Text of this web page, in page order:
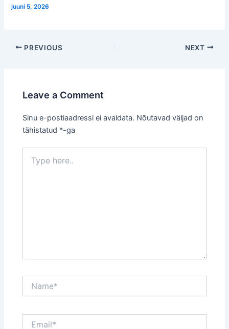
juuni 5, 2026
Post
PREVIOUS NEXT
Leave a Comment
Sinu e-postiaadressi ei avaldata. Nõutavad väljad on
tähistatud *-ga
here..